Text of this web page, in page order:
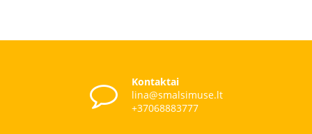
Kontaktai
lina@smalsimuse.lt
+37068883777